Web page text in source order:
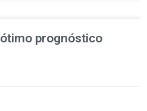
prognóstico